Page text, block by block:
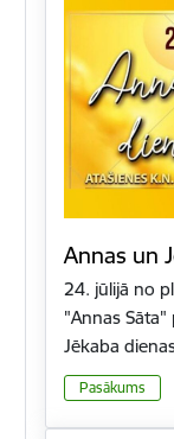
Annas un
24. jūlijā no
"Annas
Jēkaba
Pasākums